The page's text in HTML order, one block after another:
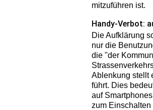
mitzuführen ist.
Handy-Verbot:
Die Aufklärung
nur die
die "der
Ablenkung stellt
führt. Dies
auf
zum